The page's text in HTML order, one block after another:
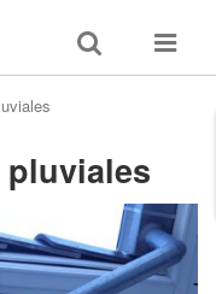
Toggle
search
Toggle
pluviales